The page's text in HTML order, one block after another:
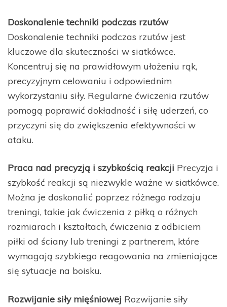
Doskonalenie techniki podczas rzutów
Doskonalenie techniki podczas rzutów jest
kluczowe dla skuteczności w siatkówce.
Koncentruj się na prawidłowym ułożeniu rąk,
precyzyjnym celowaniu i odpowiednim
wykorzystaniu siły. Regularne ćwiczenia rzutów
pomogą poprawić dokładność i siłę uderzeń, co
przyczyni się do zwiększenia efektywności w
ataku.
Praca nad precyzją i szybkością reakcji Precyzja i
szybkość reakcji są niezwykle ważne w siatkówce.
Można je doskonalić poprzez różnego rodzaju
treningi, takie jak ćwiczenia z piłką o różnych
rozmiarach i kształtach, ćwiczenia z odbiciem
piłki od ściany lub treningi z partnerem, które
wymagają szybkiego reagowania na zmieniające
się sytuacje na boisku.
Rozwijanie siły mięśniowej Rozwijanie siły